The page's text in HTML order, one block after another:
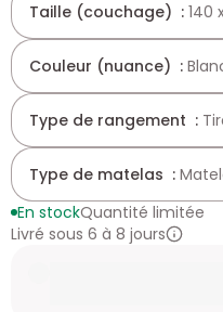
Taille (couchage) : 140
Couleur (nuance) :
Type de rangement :
Type de matelas :
En stockQuantité limitée
Livré sous 6 à 8 jours